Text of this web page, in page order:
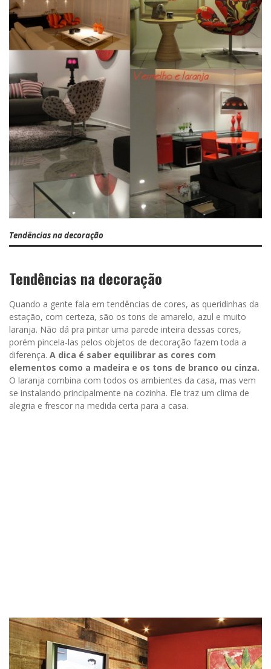
Tendências na decoração
Tendências na decoração
Quando a gente fala em tendências de cores, as queridinhas da
estação, com certeza, são os tons de amarelo, azul e muito
laranja. Não dá pra pintar uma parede inteira dessas cores,
porém pincela-las pelos objetos de decoração fazem toda a
diferença. A dica é saber equilibrar as cores com
elementos como a madeira e os tons de branco ou cinza.
O laranja combina com todos os ambientes da casa, mas vem
se instalando principalmente na cozinha. Ele traz um clima de
alegria e frescor na medida certa para a casa.